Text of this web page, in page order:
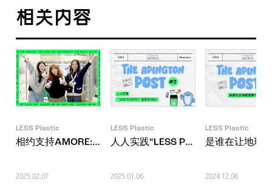
相关内容
LESS Plastic
相约支持AMORE:CYCLE的FANTASTIC CREW
2025.02.07
LESS Plastic
人人实践“LESS PLASTIC!”会怎样呢
2025.01.06
LESS Plastic
是谁在让地球
2024.12.06